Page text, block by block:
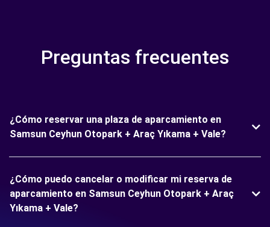
Preguntas frecuentes
¿Cómo reservar una plaza de aparcamiento en
Samsun Ceyhun Otopark + Araç Yıkama + Vale?
¿Cómo puedo cancelar o modificar mi reserva de
aparcamiento en Samsun Ceyhun Otopark + Araç
Yıkama + Vale?